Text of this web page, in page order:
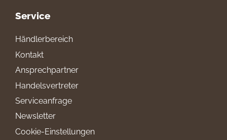
Service
Händlerbereich
Kontakt
Ansprechpartner
Handelsvertreter
Serviceanfrage
Newsletter
Cookie-Einstellungen